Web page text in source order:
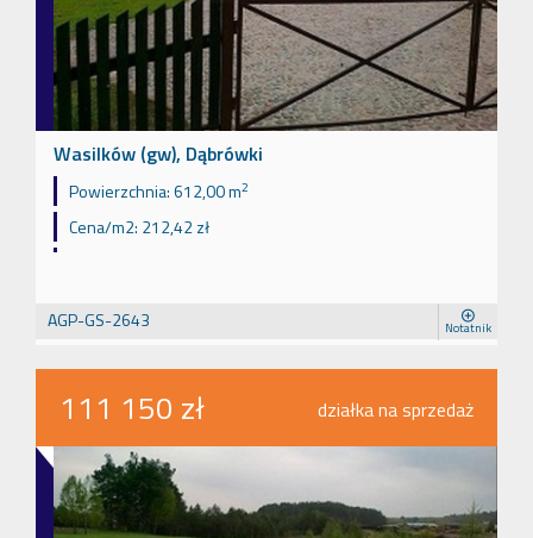
Wasilków (gw), Dąbrówki
Powierzchnia:612,00 m2
Cena/m2: 212,42 zł
AGP-GS-2643 Notatnik
111 150 zł działka na sprzedaż